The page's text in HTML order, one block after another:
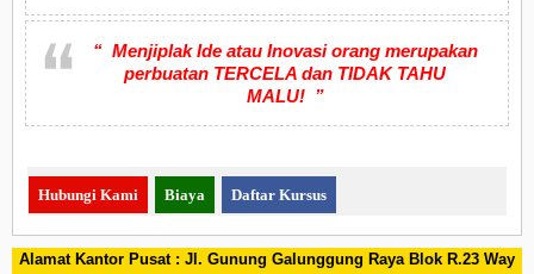
“ Menjiplak Ide atau Inovasi orang merupakan
perbuatan TERCELA dan TIDAK TAHU
MALU! ”
Hubungi Kami Biaya Daftar Kursus
Alamat Kantor Pusat : Jl. Gunung Galunggung Raya Blok R.23 Way